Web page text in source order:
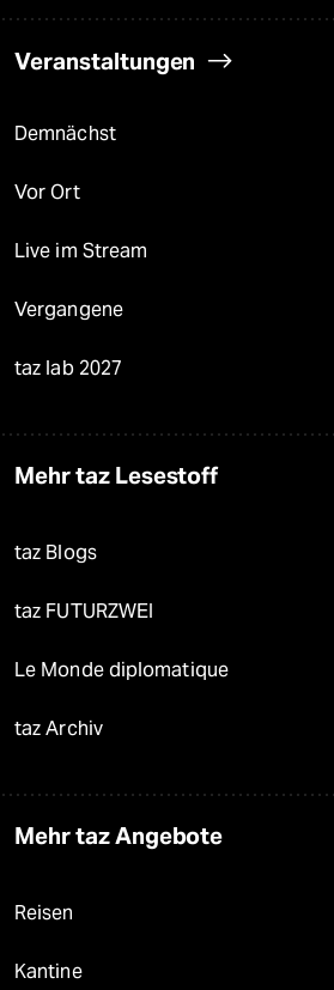
Veranstaltungen
Demnächst
Vor Ort
Live im Stream
Vergangene
taz lab 2027
Mehr taz Lesestoff
taz Blogs
taz FUTURZWEI
Le Monde diplomatique
taz Archiv
Mehr taz Angebote
Reisen
Kantine